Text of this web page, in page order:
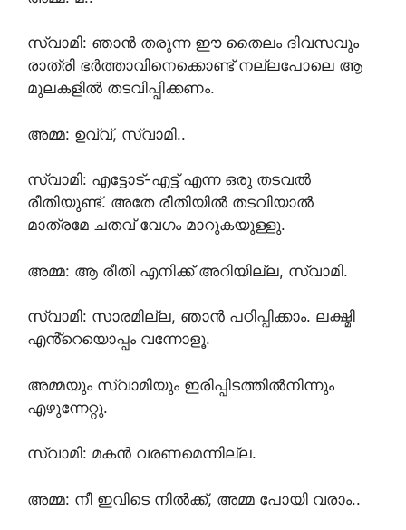
സ്വാമി: ഞാൻ തരുന്ന ഈ തൈലം ദിവസവും
രാത്രി ഭർത്താവിനെക്കൊണ്ട് നല്ലപോലെ ആ
മുലകളിൽ തടവിപ്പിക്കണം.
അമ്മ: ഉവ്വ്, സ്വാമി..
സ്വാമി: എട്ടോട്-എട്ട് എന്ന ഒരു തടവൽ
രീതിയുണ്ട്. അതേ രീതിയിൽ തടവിയാൽ
മാത്രമേ ചതവ് വേഗം മാറുകയുള്ളു.
അമ്മ: ആ രീതി എനിക്ക് അറിയില്ല, സ്വാമി.
സ്വാമി: സാരമില്ല, ഞാൻ പഠിപ്പിക്കാം. ലക്ഷ്മി
എൻ്റെയൊപ്പം വന്നോളൂ.
അമ്മയും സ്വാമിയും ഇരിപ്പിടത്തിൽനിന്നും
എഴുന്നേറ്റു.
സ്വാമി: മകൻ വരണമെന്നില്ല.
അമ്മ: നീ ഇവിടെ നിൽക്ക്, അമ്മ പോയി വരാം..